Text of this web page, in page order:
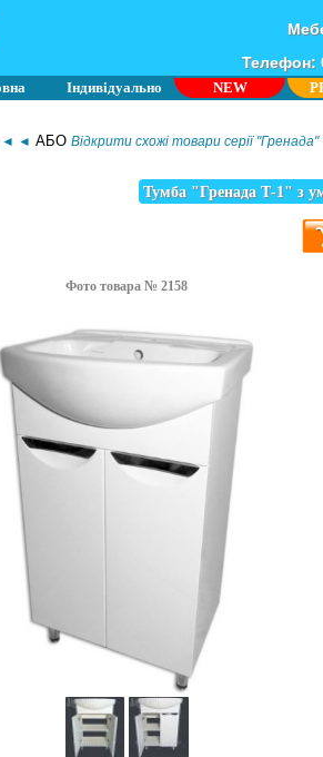
Телефон:
Індивідуально NEW
◄ ◄ АБО Відкрити схожі товари серії "Гренада"
Тумба "Гренада Т-1" з
Фото товара № 2158